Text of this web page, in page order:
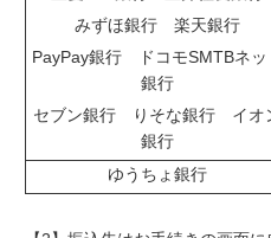
みずほ銀行 楽天銀行
PayPay銀行 ドコモSMTBネッ
銀行
セブン銀行 りそな銀行 イオ
銀行
ゆうちょ銀行